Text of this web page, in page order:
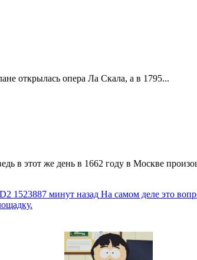
открылась опера Ла Скала, а в 1795...
в этот же день в 1662 году в Москве
1523887 минут назад На самом деле это